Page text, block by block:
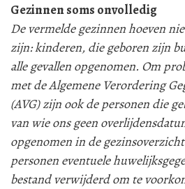
Gezinnen soms onvolledig
De vermelde gezinnen hoeven
zijn: kinderen, die geboren zijn
alle gevallen opgenomen. Om
met de Algemene Verordering
(AVG) zijn ook de personen die
van wie ons geen
opgenomen in de
personen eventuele
bestand verwijderd om te